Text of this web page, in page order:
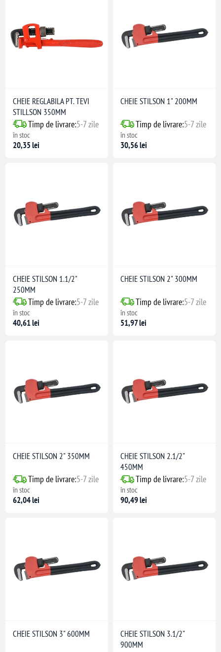
CHEIE REGLABILA PT. TEVI
STILLSON 350MM
Timp de livrare:5-7 zile
în stoc
20,35 lei
CHEIE STILSON 1" 200MM
Timp de livrare:5-7 zile
în stoc
30,56 lei
CHEIE STILSON 1.1/2"
250MM
Timp de livrare:5-7 zile
în stoc
40,61 lei
CHEIE STILSON 2" 300MM
Timp de livrare:5-7 zile
în stoc
51,97 lei
CHEIE STILSON 2" 350MM
Timp de livrare:5-7 zile
în stoc
62,04 lei
CHEIE STILSON 2.1/2"
450MM
Timp de livrare:5-7 zile
în stoc
90,49 lei
CHEIE STILSON 3" 600MM
CHEIE STILSON 3.1/2"
900MM